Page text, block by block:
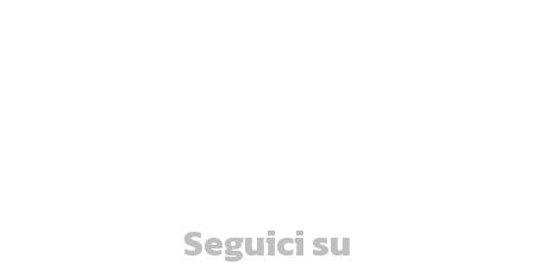
Seguici su